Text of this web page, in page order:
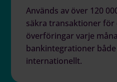
Används av över 120
säkra transaktioner
överföringar varje
bankintegrationer både
internationellt.